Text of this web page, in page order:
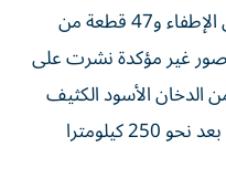
وأضاف أنه تم إرسال 102 من رجال الإطفاء و47 قطعة من
غير مؤكدة نشرت على
الدخان الأسود الكثيف
تتصاعد فوق المنشأة، الواقعة على بعد نحو 250 كيلومترا